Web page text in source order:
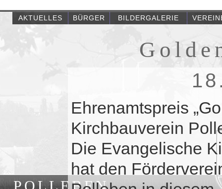
AKTUELLES BÜRGER BILDERGALERIE
Ehrenamtspreis
Kirchbauverein
Die Evangelische
hat den